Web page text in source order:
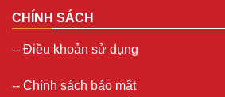
CHÍNH SÁCH
-- Điều khoản sử dụng
-- Chính sách bảo mật